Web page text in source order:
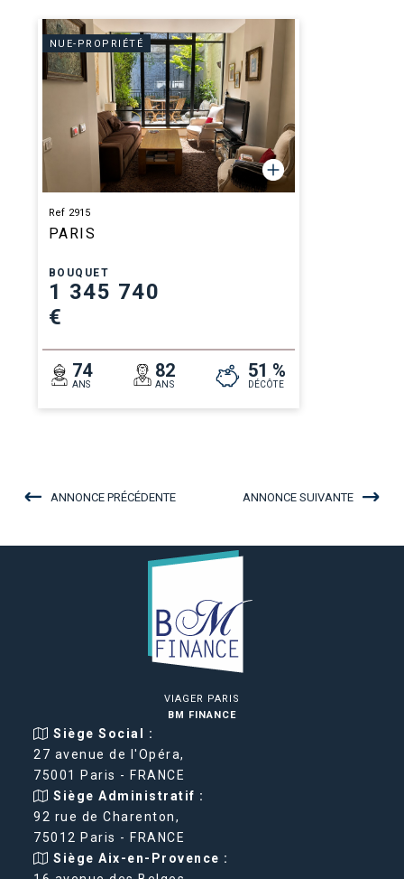
NUE-PROPRIÉTÉ
Ref 2915
PARIS
BOUQUET
1 345 740
€
74
ANS
82
ANS
51 %
DÉCÔTE
ANNONCE PRÉCÉDENTE ANNONCE SUIVANTE
VIAGER PARIS
BM FINANCE
Siège Social :
27 avenue de l'Opéra,
75001 Paris - FRANCE
Siège Administratif :
92 rue de Charenton,
75012 Paris - FRANCE
Siège Aix-en-Provence :